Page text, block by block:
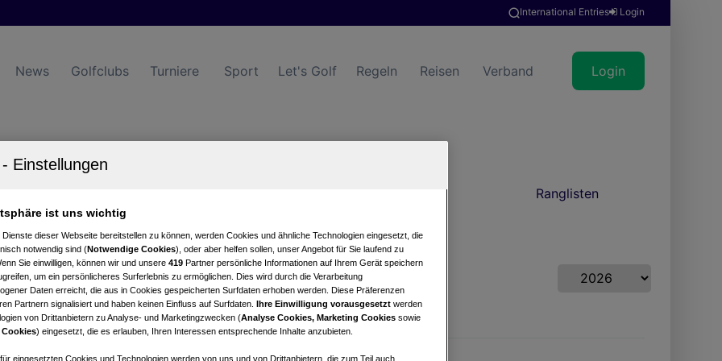
International Entries Login
News Golfclubs Turniere Sport Let's Golf Regeln Reisen Verband Login
Kitzbühel-Aurach
Ranglisten
Cup
Cup
ist uns wichtig
Dienste dieser Webseite bereitstellen zu können, werden Cookies und ähnliche Technologien eingesetzt, die
notwendig sind (Notwendige Cookies), oder aber helfen sollen, unser Angebot für Sie laufend zu
Sie einwilligen, können wir und unsere 419 Partner persönliche Informationen auf Ihrem Gerät speichern
um ein persönlicheres Surferlebnis zu ermöglichen. Dies wird durch die Verarbeitung
Daten erreicht, die aus in Cookies gespeicherten Surfdaten erhoben werden. Diese Präferenzen
Partnern signalisiert und haben keinen Einfluss auf Surfdaten. Ihre Einwilligung vorausgesetzt werden
von Drittanbietern zu Analyse- und Marketingzwecken (Analyse Cookies, Marketing Cookies sowie
) eingesetzt, die es erlauben, Ihren Interessen entsprechende Inhalte anzubieten.
eingesetzten Cookies und Technologien werden von uns und von Drittanbietern, die zum Teil auch